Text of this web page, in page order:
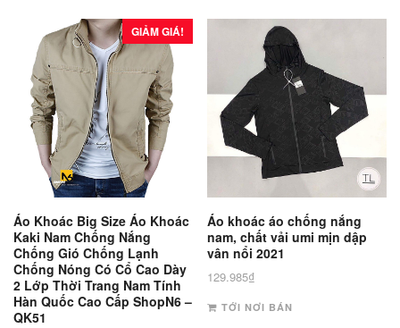
GIẢM GIÁ!
Áo Khoác Big Size Áo Khoác
Kaki Nam Chống Nắng
Chống Gió Chống Lạnh
Chống Nóng Có Cổ Cao Dày
2 Lớp Thời Trang Nam Tính
Hàn Quốc Cao Cấp ShopN6 –
QK51
Áo khoác áo chống nắng
nam, chất vải umi mịn dập
vân nổi 2021
129.985₫
TỚI NƠI BÁN